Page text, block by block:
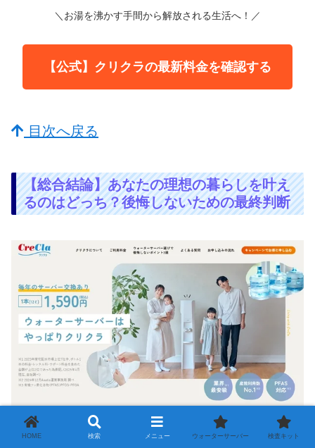
＼お湯を沸かす手間から解放される生活へ！／
【公式】クリクラの最新料金を確認する
目次へ戻る
【総合結論】あなたの理想の暮らしを叶え
るのはどっち？後悔しないための最終判断
HOME 検索 メニュー ウォーターサーバー 検査キット